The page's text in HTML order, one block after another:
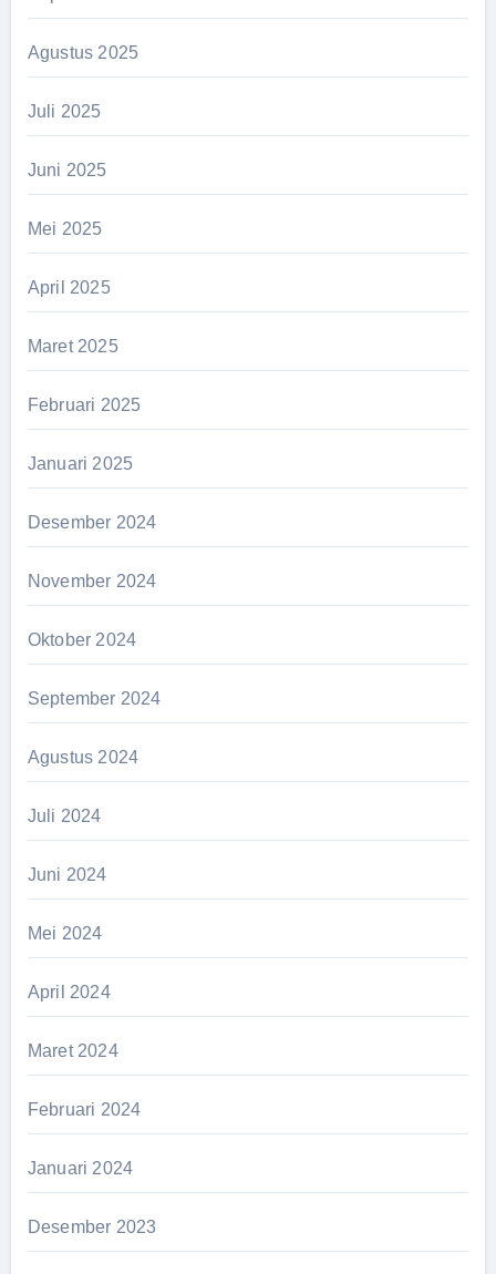
Agustus 2025
Juli 2025
Juni 2025
Mei 2025
April 2025
Maret 2025
Februari 2025
Januari 2025
Desember 2024
November 2024
Oktober 2024
September 2024
Agustus 2024
Juli 2024
Juni 2024
Mei 2024
April 2024
Maret 2024
Februari 2024
Januari 2024
Desember 2023